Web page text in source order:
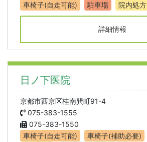
車椅子(自走可能)
駐車場 院内処方
詳細情報
日ノ下医院
京都市西京区桂南巽町91-4
075-383-1555
075-383-1550
車椅子(自走可能)
車椅子(補助必要)